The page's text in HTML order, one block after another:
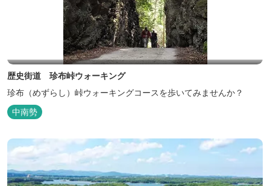
歴史街道 珍布峠ウォーキング
珍布（めずらし）峠ウォーキングコースを歩いてみませんか？
中南勢